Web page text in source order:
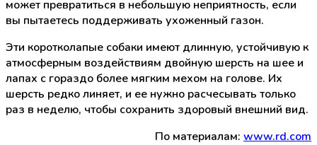
может превратиться в небольшую неприятность, если
вы пытаетесь поддерживать ухоженный газон.
Эти коротколапые собаки имеют длинную, устойчивую к
атмосферным воздействиям двойную шерсть на шее и
лапах с гораздо более мягким мехом на голове. Их
шерсть редко линяет, и ее нужно расчесывать только
раз в неделю, чтобы сохранить здоровый внешний вид.
По материалам: www.rd.com